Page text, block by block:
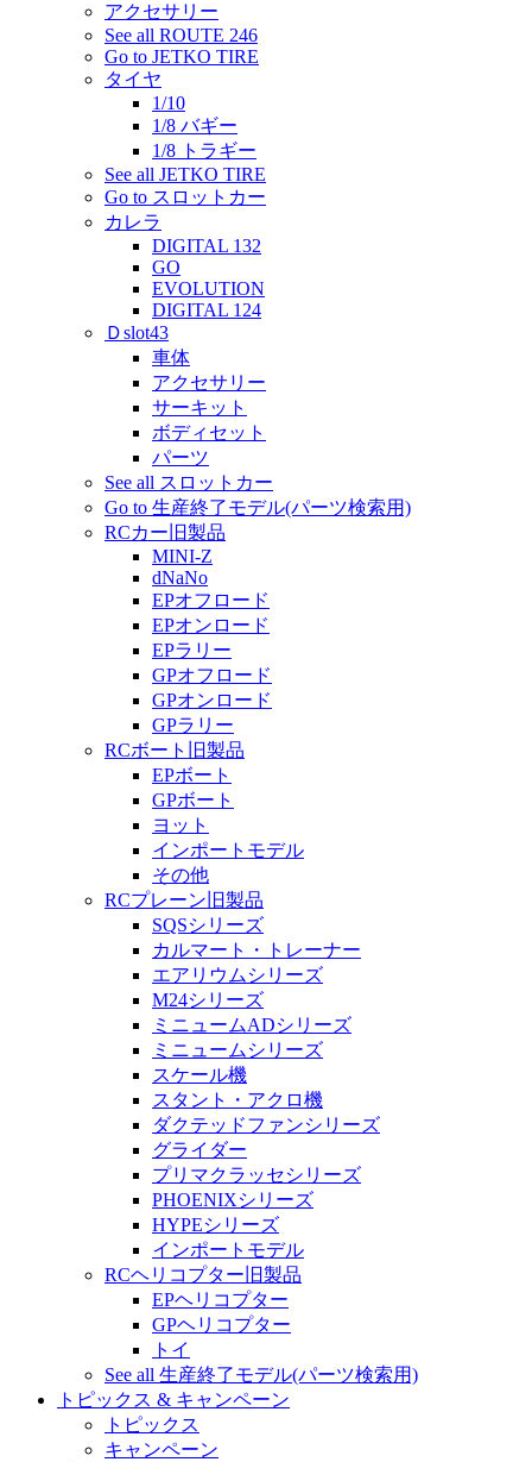
アクセサリー
See all ROUTE 246
Go to JETKO TIRE
タイヤ
1/10
1/8 バギー
1/8 トラギー
See all JETKO TIRE
Go to スロットカー
カレラ
DIGITAL 132
GO
EVOLUTION
DIGITAL 124
Ｄslot43
車体
アクセサリー
サーキット
ボディセット
パーツ
See all スロットカー
Go to 生産終了モデル(パーツ検索用)
RCカー旧製品
MINI-Z
dNaNo
EPオフロード
EPオンロード
EPラリー
GPオフロード
GPオンロード
GPラリー
RCボート旧製品
EPボート
GPボート
ヨット
インポートモデル
その他
RCプレーン旧製品
SQSシリーズ
カルマート・トレーナー
エアリウムシリーズ
M24シリーズ
ミニュームADシリーズ
ミニュームシリーズ
スケール機
スタント・アクロ機
ダクテッドファンシリーズ
グライダー
プリマクラッセシリーズ
PHOENIXシリーズ
HYPEシリーズ
インポートモデル
RCヘリコプター旧製品
EPヘリコプター
GPヘリコプター
トイ
See all 生産終了モデル(パーツ検索用)
トピックス & キャンペーン
トピックス
キャンペーン